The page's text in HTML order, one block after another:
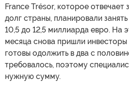
France Trésor, которое отвечает
долг страны, планировали
10,5 до 12,5 миллиарда евро. На
месяца снова пришли
готовы одолжить в два с
требовалось, поэтому
нужную сумму.